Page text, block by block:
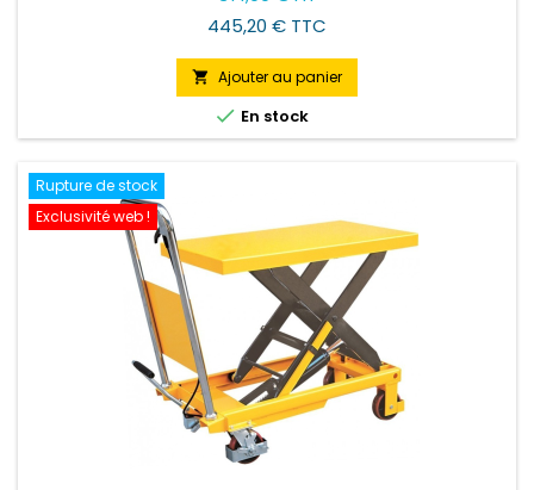
445,20 € TTC
 Ajouter au panier
 En stock
Rupture de stock
Exclusivité web !